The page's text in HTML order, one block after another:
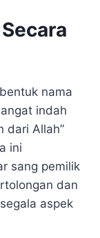
nama
indah
dari Allah”
ini
sang pemilik
dan
aspek